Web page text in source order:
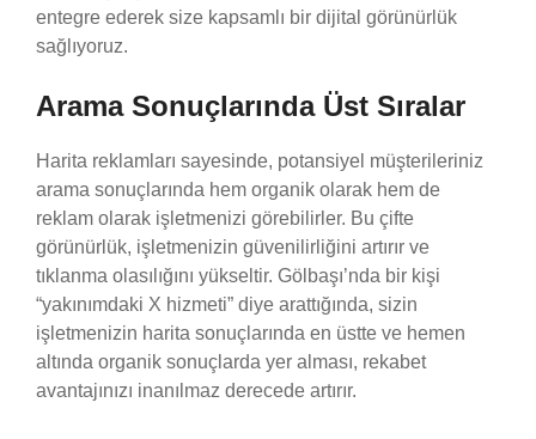
entegre ederek size kapsamlı bir dijital görünürlük
sağlıyoruz.
Arama Sonuçlarında Üst Sıralar
Harita reklamları sayesinde, potansiyel müşterileriniz
arama sonuçlarında hem organik olarak hem de
reklam olarak işletmenizi görebilirler. Bu çifte
görünürlük, işletmenizin güvenilirliğini artırır ve
tıklanma olasılığını yükseltir. Gölbaşı’nda bir kişi
“yakınımdaki X hizmeti” diye arattığında, sizin
işletmenizin harita sonuçlarında en üstte ve hemen
altında organik sonuçlarda yer alması, rekabet
avantajınızı inanılmaz derecede artırır.